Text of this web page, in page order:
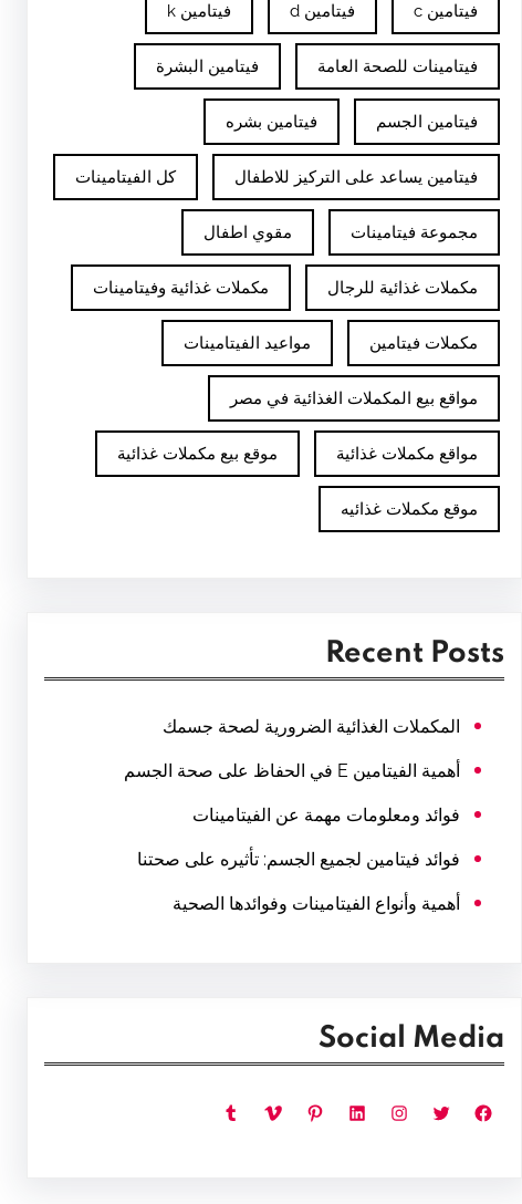
فيتامين c فيتامين d فيتامين k
فيتامينات للصحة العامة فيتامين البشرة
فيتامين الجسم فيتامين بشره
فيتامين يساعد على التركيز للاطفال كل الفيتامينات
مجموعة فيتامينات مقوي اطفال
مكملات غذائية للرجال مكملات غذائية وفيتامينات
مكملات فيتامين مواعيد الفيتامينات
مواقع بيع المكملات الغذائية في مصر
مواقع مكملات غذائية موقع بيع مكملات غذائية
موقع مكملات غذائيه
Recent Posts
المكملات الغذائية الضرورية لصحة جسمك
أهمية الفيتامين E في الحفاظ على صحة الجسم
فوائد ومعلومات مهمة عن الفيتامينات
فوائد فيتامين لجميع الجسم: تأثيره على صحتنا
أهمية وأنواع الفيتامينات وفوائدها الصحية
Social Media
فيسبوك تويتر إنستجرام لينكد إن بينتريست فيميو تمبلر